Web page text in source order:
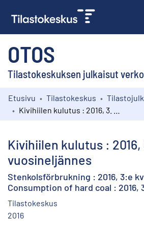
OTOS
Tilastokeskuksen julkaisut
Kokoelmat
Etusivu Tilastokeskus
Kivihiilen kulutus : 2016,
vuosineljännes
Stenkolsförbrukning : 2016, 3:e
Consumption of hard coal : 2016,
Tilastokeskus
2016